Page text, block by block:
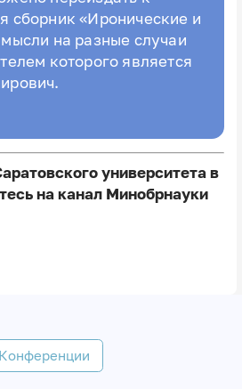
сборник «Иронические и
на разные случаи
которого является
университета в
на канал Минобрнауки
Конференции